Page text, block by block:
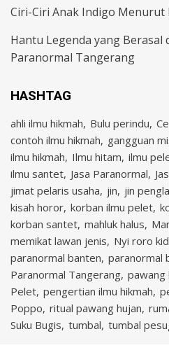
Ciri-Ciri Anak Indigo
Hantu Legenda yang Berasal
Paranormal Tangerang
HASHTAG
ahli ilmu hikmah Bulu perindu
contoh ilmu hikmah gangguan
ilmu hikmah Ilmu hitam ilmu
ilmu santet Jasa Paranormal
jimat pelaris usaha jin jin
kisah horor korban ilmu pelet
korban santet mahluk halus
memikat lawan jenis Nyi roro
paranormal banten paranormal
Paranormal Tangerang pawang
Pelet pengertian ilmu hikmah
Poppo ritual pawang hujan
Suku Bugis tumbal tumbal